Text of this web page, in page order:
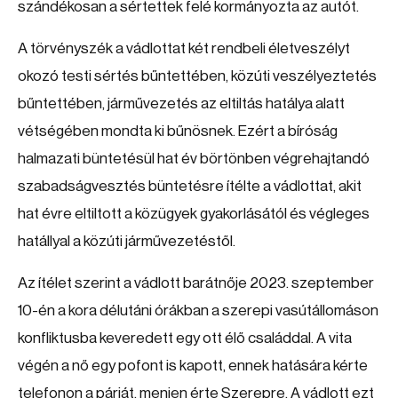
szándékosan a sértettek felé kormányozta az autót.
A törvényszék a vádlottat két rendbeli életveszélyt
okozó testi sértés bűntettében, közúti veszélyeztetés
bűntettében, járművezetés az eltiltás hatálya alatt
vétségében mondta ki bűnösnek. Ezért a bíróság
halmazati büntetésül hat év börtönben végrehajtandó
szabadságvesztés büntetésre ítélte a vádlottat, akit
hat évre eltiltott a közügyek gyakorlásától és végleges
hatállyal a közúti járművezetéstől.
Az ítélet szerint a vádlott barátnője 2023. szeptember
10-én a kora délutáni órákban a szerepi vasútállomáson
konfliktusba keveredett egy ott élő családdal. A vita
végén a nő egy pofont is kapott, ennek hatására kérte
telefonon a párját, menjen érte Szerepre. A vádlott ezt